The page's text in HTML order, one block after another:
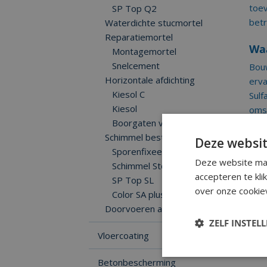
SP Top Q2
Waterdichte stucmortel
Reparatiemortel
Montagemortel
Snelcement
Horizontale afdichting
Kiesol C
Kiesol
Boorgaten vuller
Schimmel bestrijding
Sporenfixeer
Schimmel Stop
SP Top SL
Color SA plus
Doorvoeren afdichten
Vloercoating
Betonbescherming
Deze
Deze website
accepteren te
over onze
ZELF